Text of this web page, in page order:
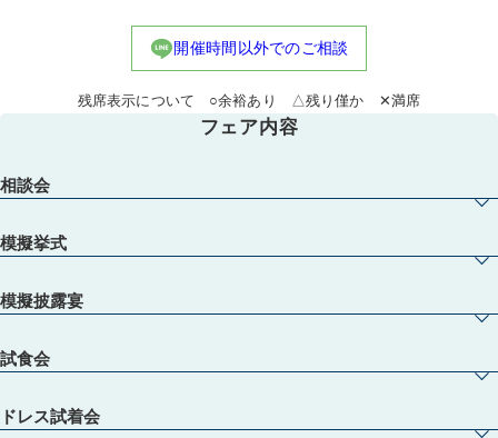
開催時間以外でのご相談
残席表示について ○余裕あり △残り僅か ✕満席
フェア内容
相談会
模擬挙式
模擬披露宴
試食会
ドレス試着会